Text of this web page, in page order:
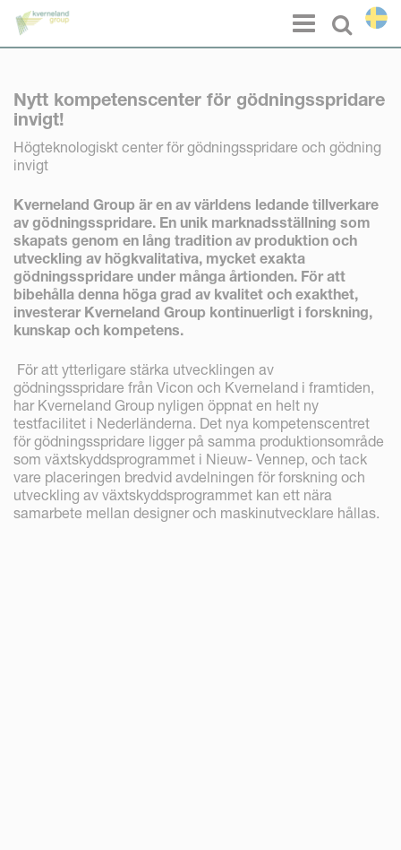
Select
Menu
Nytt kompetenscenter för gödningsspridare
invigt!
Högteknologiskt center för gödningsspridare och gödning
invigt
Kverneland Group är en av världens ledande tillverkare
av gödningsspridare. En unik marknadsställning som
skapats genom en lång tradition av produktion och
utveckling av högkvalitativa, mycket exakta
gödningsspridare under många årtionden. För att
bibehålla denna höga grad av kvalitet och exakthet,
investerar Kverneland Group kontinuerligt i forskning,
kunskap och kompetens.
För att ytterligare stärka utvecklingen av
gödningsspridare från Vicon och Kverneland i framtiden,
har Kverneland Group nyligen öppnat en helt ny
testfacilitet i Nederländerna. Det nya kompetenscentret
för gödningsspridare ligger på samma produktionsområde
som växtskyddsprogrammet i Nieuw- Vennep, och tack
vare placeringen bredvid avdelningen för forskning och
utveckling av växtskyddsprogrammet kan ett nära
samarbete mellan designer och maskinutvecklare hållas.
Cookie- hanteringspanel